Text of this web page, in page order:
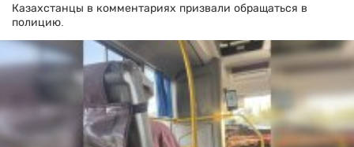
Казахстанцы в комментариях призвали обращаться в
полицию.